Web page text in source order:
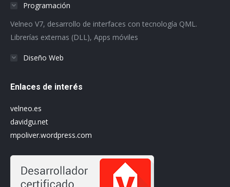
window
new
windowwindowwindowwindowwindow
Programación
Velneo V7, desarrollo de interfaces con tecnología QML.
Librerías externas (DLL), Apps móviles
Diseño Web
Enlaces de interés
velneo.es
davidgu.net
mpoliver.wordpress.com